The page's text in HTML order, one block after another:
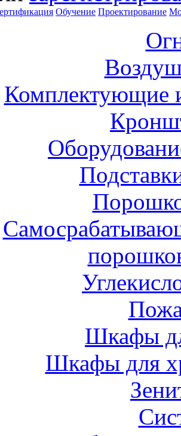
Обучение Проектирование
Комплектующие
Шкафы
Шкафы для